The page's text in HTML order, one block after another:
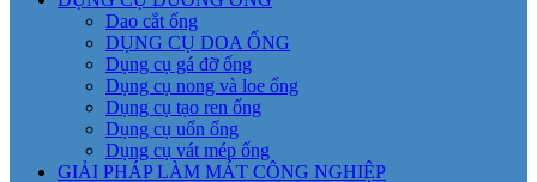
Dao cắt ống
DỤNG CỤ DOA ỐNG
Dụng cụ gá đỡ ống
Dụng cụ nong và loe ống
Dụng cụ tạo ren ống
Dụng cụ uốn ống
Dụng cụ vát mép ống
GIẢI PHÁP LÀM MÁT CÔNG NGHIỆP